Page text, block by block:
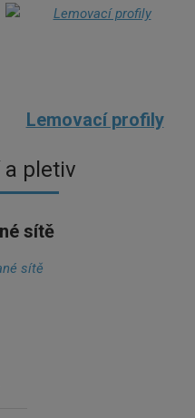
Lemovací profily
a pletiv
sítě